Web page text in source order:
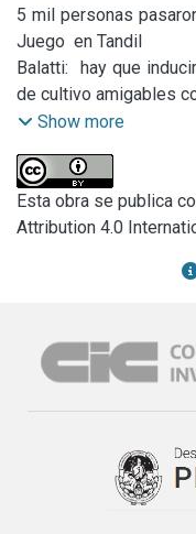
5 mil personas
Juego  en Tandil
Balatti:  hay que
de cultivo amigables
Se abrió la inscripción
Convocatoria a
doctorales
Lanzan las Becas de
Show more
Esta obra se publica
Attribution 4.0